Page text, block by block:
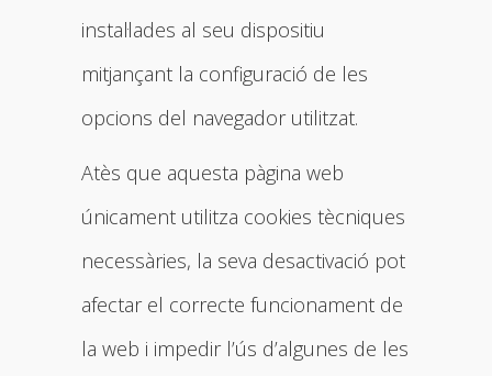
instal·lades al seu dispositiu
mitjançant la configuració de les
opcions del navegador utilitzat.
Atès que aquesta pàgina web
únicament utilitza cookies tècniques
necessàries, la seva desactivació pot
afectar el correcte funcionament de
la web i impedir l’ús d’algunes de les